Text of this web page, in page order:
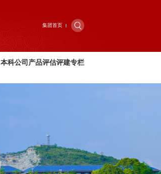
集团首页
本科公司产品评估评建专栏